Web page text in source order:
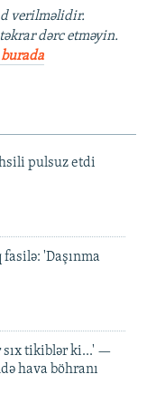
verilməlidir.
dərc etməyin.
burada
pulsuz etdi
fasilə: 'Daşınma
sıx tikiblər ki...' —
hava böhranı